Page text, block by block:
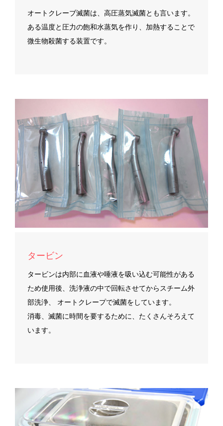
オートクレーブ滅菌は、高圧蒸気滅菌とも言います。
ある温度と圧力の飽和水蒸気を作り、加熱することで
微生物殺菌する装置です。
タービン
タービンは内部に血液や唾液を吸い込む可能性がある
ため使用後、洗浄液の中で回転させてからスチーム外
部洗浄、 オートクレープで滅菌をしています。
消毒、滅菌に時間を要するために、たくさんそろえて
います。